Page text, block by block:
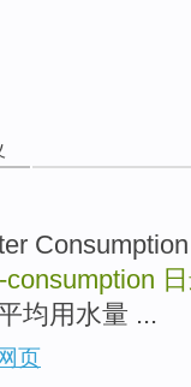
均用水量 ...
页